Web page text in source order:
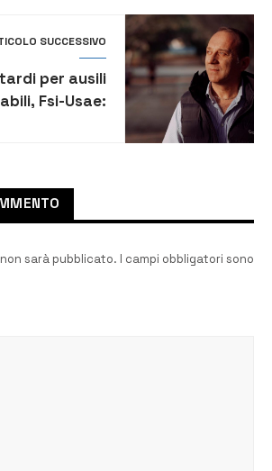
due guerre mondiali
SUCCESSIVO
per ausili
Fsi-Usae:
sarà pubblicato. I campi obbligatori sono